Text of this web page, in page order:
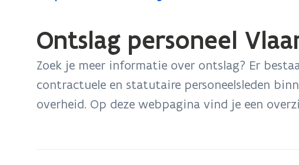
bevindt
Ontslag
Ontslag personeel
Zoek je meer informatie over ontslag? Er
contractuele en statutaire personeelsleden
overheid. Op deze webpagina vind je een